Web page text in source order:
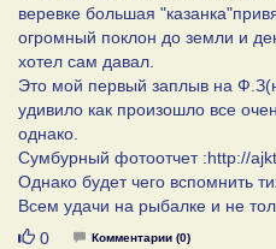
веревке большая
огромный поклон до земли и
хотел сам давал.
Это мой первый заплыв на
удивило как произошло все
однако.
Сумбурный фотоотчет :http://
Однако будет чего вспомнить
Всем удачи на рыбалке и не
Нравится
0 Комментарии (0)